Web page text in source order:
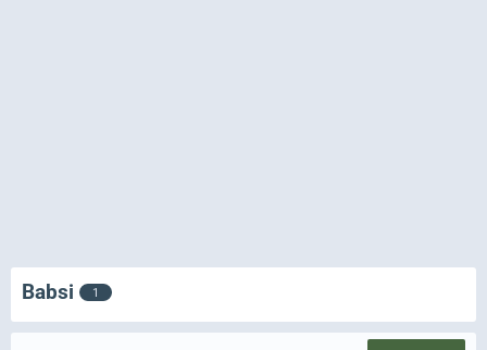
Babsi 1